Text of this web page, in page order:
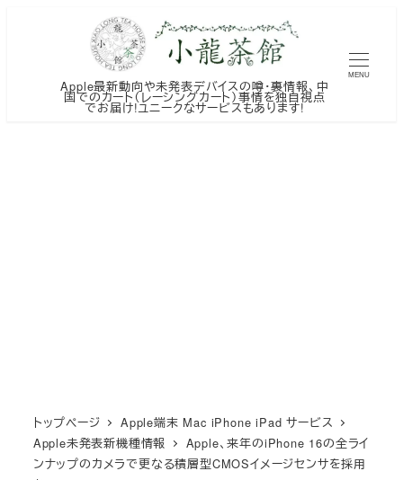
Apple最新動向や未発表デバイスの噂・裏情報、中
国でのカート（レーシングカート）事情を独自視点
でお届け!ユニークなサービスもあります!
MENU
トップページ
Apple端末 Mac iPhone iPad サービス
Apple未発表新機種情報
Apple、来年のiPhone 16の全ライ
ンナップのカメラで更なる積層型CMOSイメージセンサを採用